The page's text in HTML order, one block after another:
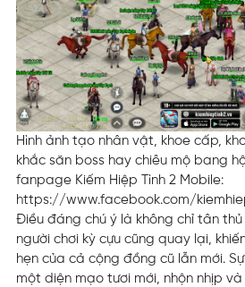
Hình ảnh tạo nhân vật, khoe cấp,
khắc săn boss hay chiêu mộ bang
fanpage Kiếm Hiệp Tình 2 Mobile:
https://www.facebook.com/
Điều đáng chú ý là không chỉ tân
người chơi kỳ cựu cũng quay lại,
hẹn của cả cộng đồng cũ lẫn mới.
một diện mạo tươi mới, nhộn nhịp